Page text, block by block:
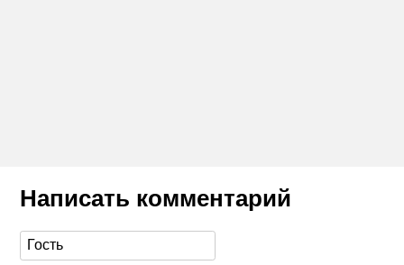
Написать комментарий